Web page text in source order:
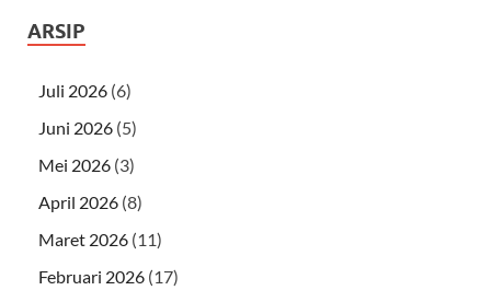
ARSIP
Juli 2026 (6)
Juni 2026 (5)
Mei 2026 (3)
April 2026 (8)
Maret 2026 (11)
Februari 2026 (17)